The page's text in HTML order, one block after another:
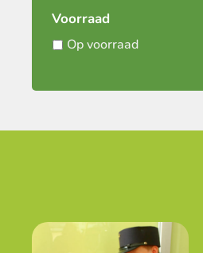
Voorraad
Op voorraad